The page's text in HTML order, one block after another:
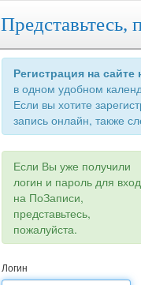
Представьтесь,
Регистрация на
в одном удобном
Если вы хотите
запись онлайн, также
Если Вы уже получили
логин и пароль для
на ПоЗаписи,
представьтесь,
пожалуйста.
Логин